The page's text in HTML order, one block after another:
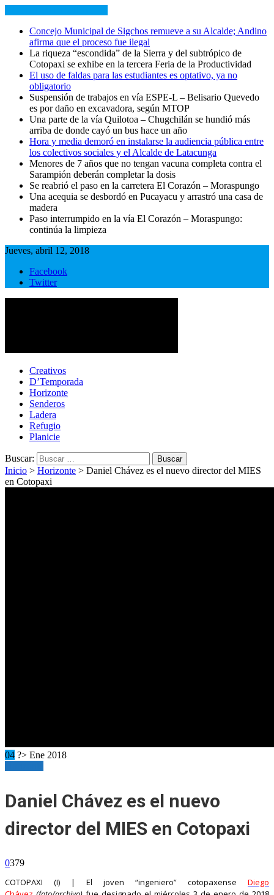
Concejo Municipal de Sigchos remueve a su Alcalde; Andino
afirma que el proceso fue ilegal
La riqueza “escondida” de la Sierra y del subtrópico de
Cotopaxi se exhibe en la tercera Feria de la Productividad
El uso de faldas para las estudiantes es optativo, ya no
obligatorio
Suspensión de trabajos en vía ESPE-L – Belisario Quevedo
es por daño en excavadora, según MTOP
Una parte de la vía Quilotoa – Chugchilán se hundió más
arriba de donde cayó un bus hace un año
Hora y media demoró en instalarse la audiencia pública entre
los colectivos sociales y el Alcalde de Latacunga
Menores de 7 años que no tengan vacuna completa contra el
Sarampión deberán completar la dosis
Se reabrió el paso en la carretera El Corazón – Moraspungo
Una acequia se desbordó en Pucayacu y arrastró una casa de
madera
Paso interrumpido en la vía El Corazón – Moraspungo:
continúa la limpieza
Jueves, abril 12, 2018
Facebook
Twitter
Cotopaxi Noticias
Primer periódico multimedia del centro del país
Creativos
D’Temporada
Horizonte
Senderos
Ladera
Refugio
Planicie
Buscar:
Inicio > Horizonte > Daniel Chávez es el nuevo director del MIES
en Cotopaxi
04 ?> Ene 2018
Daniel Chávez es el nuevo
director del MIES en Cotopaxi
0379
COTOPAXI (I) | El joven “ingeniero” cotopaxense Diego